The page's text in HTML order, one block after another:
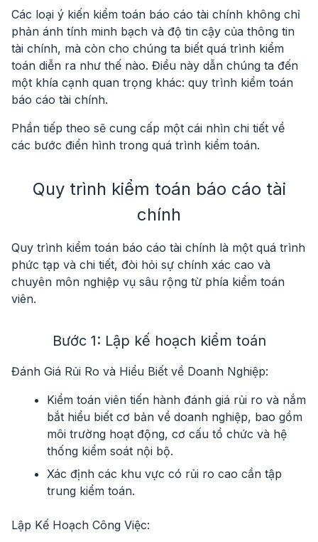
Các loại ý kiến kiểm toán báo cáo tài chính không chỉ
phản ánh tính minh bạch và độ tin cậy của thông tin
tài chính, mà còn cho chúng ta biết quá trình kiểm
toán diễn ra như thế nào. Điều này dẫn chúng ta đến
một khía cạnh quan trọng khác: quy trình kiểm toán
báo cáo tài chính.
Phần tiếp theo sẽ cung cấp một cái nhìn chi tiết về
các bước điển hình trong quá trình kiểm toán.
Quy trình kiểm toán báo cáo tài
chính
Quy trình kiểm toán báo cáo tài chính là một quá trình
phức tạp và chi tiết, đòi hỏi sự chính xác cao và
chuyên môn nghiệp vụ sâu rộng từ phía kiểm toán
viên.
Bước 1: Lập kế hoạch kiểm toán
Đánh Giá Rủi Ro và Hiểu Biết về Doanh Nghiệp:
Kiểm toán viên tiến hành đánh giá rủi ro và nắm
bắt hiểu biết cơ bản về doanh nghiệp, bao gồm
môi trường hoạt động, cơ cấu tổ chức và hệ
thống kiểm soát nội bộ.
Xác định các khu vực có rủi ro cao cần tập
trung kiểm toán.
Lập Kế Hoạch Công Việc: